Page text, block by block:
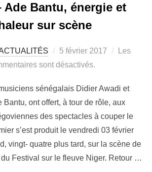
Ade Bantu, énergie et
sur scène
5 février 2017
Les
sont désactivés.
sénégalais Didier Awadi et
Bantu, ont offert, à tour de rôle, aux
des spectacles à couper le
s’est produit le vendredi 03 février
vingt- quatre plus tard, sur la scène de
du Festival sur le fleuve Niger. Retour …